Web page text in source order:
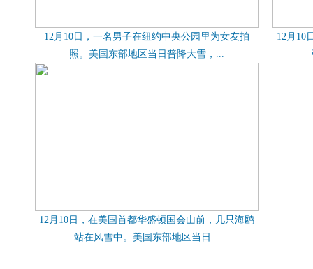
12月10日，一名男子在纽约中央公园里为女友拍
照。美国东部地区当日普降大雪，...
12月10
12月10日，在美国首都华盛顿国会山前，几只海鸥
站在风雪中。美国东部地区当日...